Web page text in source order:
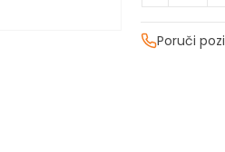
Poruči